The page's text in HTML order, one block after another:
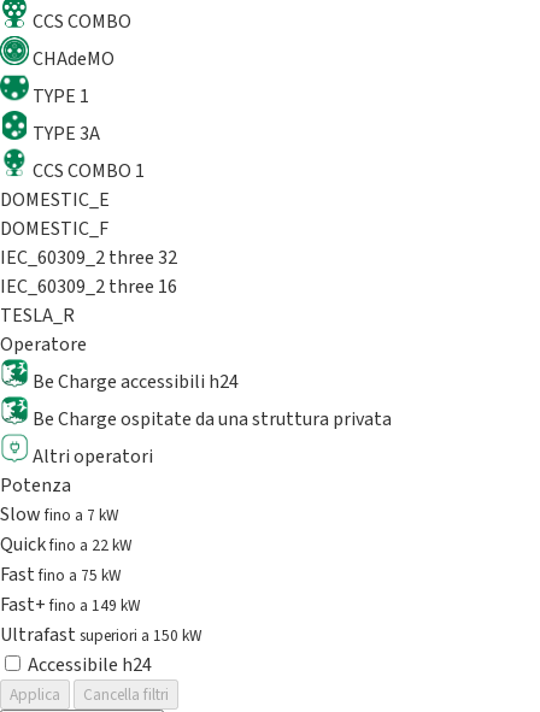
CCS COMBO
CHAdeMO
TYPE 1
TYPE 3A
CCS COMBO 1
DOMESTIC_E
DOMESTIC_F
IEC_60309_2 three 32
IEC_60309_2 three 16
TESLA_R
Operatore
Be Charge accessibili h24
Be Charge ospitate da una struttura privata
Altri operatori
Potenza
Slowfino a 7 kW
Quickfino a 22 kW
Fastfino a 75 kW
Fast+fino a 149 kW
Ultrafast superiori a 150 kW
Accessibile h24
Applica
Cancella filtri